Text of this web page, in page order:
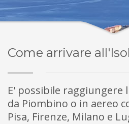
Come arrivare
E' possibile raggiungere
da Piombino o in aereo
Pisa, Firenze, Milano e